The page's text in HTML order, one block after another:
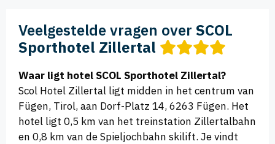
Veelgestelde vragen over SCOL
Sporthotel Zillertal
Waar ligt hotel SCOL Sporthotel Zillertal?
Scol Hotel Zillertal ligt midden in het centrum van
Fügen, Tirol, aan Dorf-Platz 14, 6263 Fügen. Het
hotel ligt 0,5 km van het treinstation Zillertalbahn
en 0,8 km van de Spieljochbahn skilift. Je vindt